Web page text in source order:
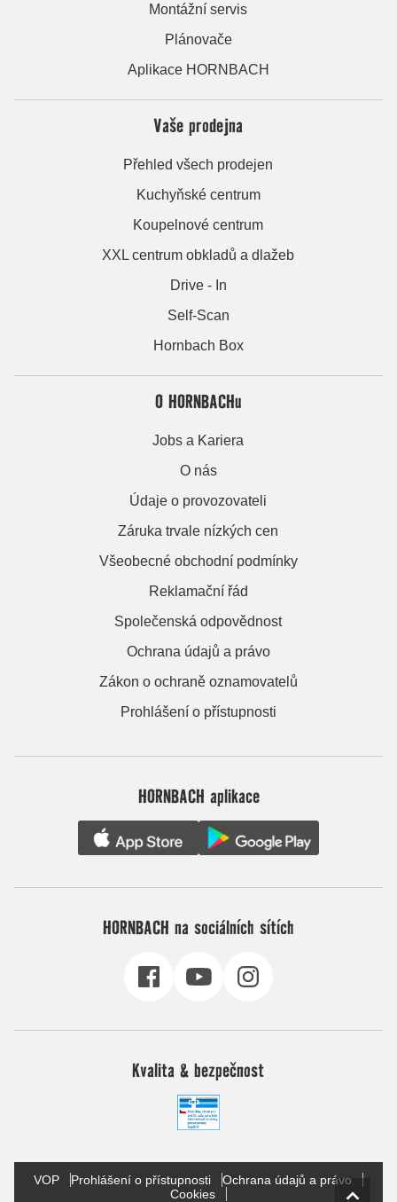
Montážní servis
Plánovače
Aplikace HORNBACH
Vaše prodejna
Přehled všech prodejen
Kuchyňské centrum
Koupelnové centrum
XXL centrum obkladů a dlažeb
Drive - In
Self-Scan
Hornbach Box
O HORNBACHu
Jobs a Kariera
O nás
Údaje o provozovateli
Záruka trvale nízkých cen
Všeobecné obchodní podmínky
Reklamační řád
Společenská odpovědnost
Ochrana údajů a právo
Zákon o ochraně oznamovatelů
Prohlášení o přístupnosti
HORNBACH aplikace
HORNBACH na sociálních sítích
Kvalita & bezpečnost
VOP Prohlášení o přístupnosti
Ochrana údajů a právo
Cookies